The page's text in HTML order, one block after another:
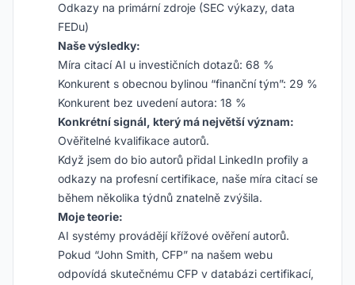
Odkazy na primární zdroje (SEC výkazy, data
FEDu)
Naše výsledky:
Míra citací AI u investičních dotazů: 68 %
Konkurent s obecnou bylinou “finanční tým”: 29 %
Konkurent bez uvedení autora: 18 %
Konkrétní signál, který má největší význam:
Ověřitelné kvalifikace autorů.
Když jsem do bio autorů přidal LinkedIn profily a
odkazy na profesní certifikace, naše míra citací se
během několika týdnů znatelně zvýšila.
Moje teorie:
AI systémy provádějí křížové ověření autorů.
Pokud “John Smith, CFP” na našem webu
odpovídá skutečnému CFP v databázi certifikací,